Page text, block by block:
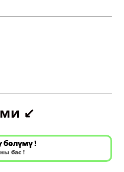
↙️
!
бас !